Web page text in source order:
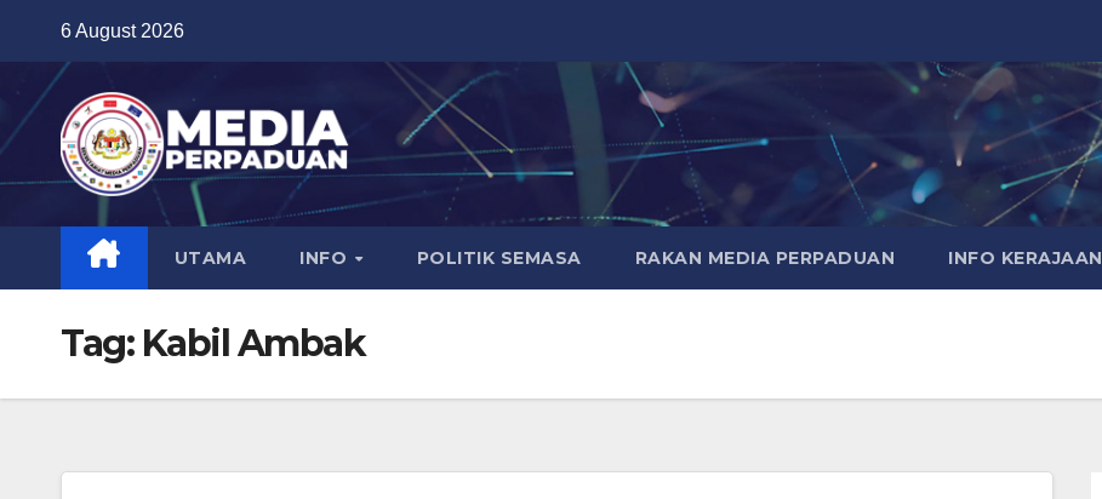
content
6 August 2026
UTAMA INFO POLITIK SEMASA RAKAN MEDIA PERPADUAN INFO KERAJAAN
Tag: Kabil Ambak